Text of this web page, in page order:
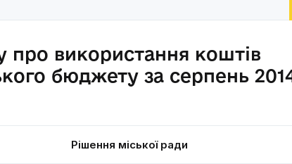
про використання коштів
бюджету за серпень
Рішення міської ради